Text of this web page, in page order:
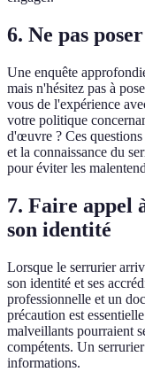
6. Ne pas
Une enquête
mais n'hésitez pas à
vous de l'expérience
votre politique
d'œuvre ? Ces
et la connaissance du
pour éviter les
7. Faire appel
son identité
Lorsque le serrurier
son identité et ses
professionnelle et un
précaution est
malveillants pourraient
compétents. Un
informations.